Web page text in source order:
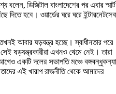
ডিজিটাল বাংলাদেশের পর এবার স্মার্ট
হবে। ওয়ার্ডের ঘরে ঘরে
আবার ষড়যন্ত্র হচ্ছে। স্বাধীনতার পরে
ষড়যন্ত্রকারীরা এখনও থেমে নেই। তারা
একটি দলের সভাপতি মঞ্চে বঙ্গবন্ধুকন্যা
এই খারাপ রাজনীতি থেকে আমাদের